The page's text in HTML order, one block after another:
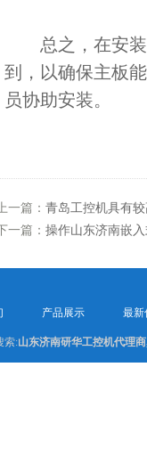
总之，在安装
到，以确保主板
员协助安装。
一篇： 青岛工控机具有
一篇： 操作山东济南嵌
产品展示 最新
索:山东济南研华工控机代理